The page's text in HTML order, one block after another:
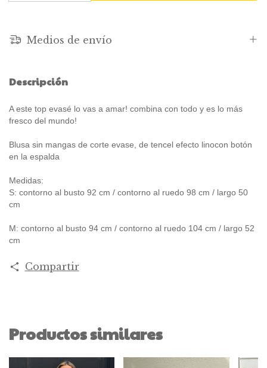
Medios de envío
Descripción
A este top evasé lo vas a amar! combina con todo y es lo más
fresco del mundo!
Blusa sin mangas de corte evase, de tencel efecto linocon botón
en la espalda
Medidas:
S: contorno al busto 92 cm / contorno al ruedo 98 cm / largo 50
cm
M: contorno al busto 94 cm / contorno al ruedo 104 cm / largo 52
cm
Compartir
Productos similares